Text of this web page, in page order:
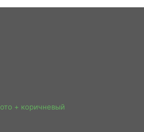
+ коричневый